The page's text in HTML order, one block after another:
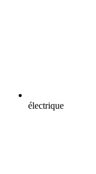
électrique